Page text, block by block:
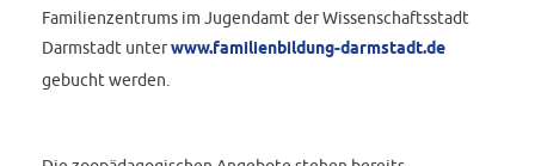
Familienzentrums im Jugendamt der Wissenschaftsstadt
Darmstadt unterwww.familienbildung-darmstadt.de
gebucht werden.